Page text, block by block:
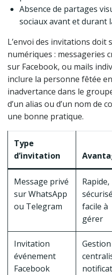
Absence de partages
sociaux avant et durant
L’envoi des invitations doit
numériques : messageries
sur Facebook, ou mails
inclure la personne fêtée
inadvertance dans le
d’un alias ou d’un nom de
une bonne pratique.
Type
d’invitation
Message privé
sur WhatsApp
ou Telegram
Rapide,
facile à
gérer
Invitation
événement
Facebook
Gestion